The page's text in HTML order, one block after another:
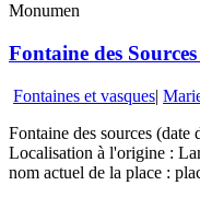
Monumen
Fontaine des
Fontaines et vasques|
Fontaine des sources
Localisation à l'origine :
nom actuel de la place :